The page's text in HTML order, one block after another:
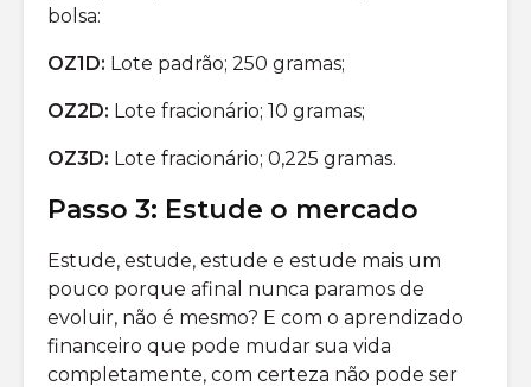
bolsa:
OZ1D: Lote padrão; 250 gramas;
OZ2D: Lote fracionário; 10 gramas;
OZ3D: Lote fracionário; 0,225 gramas.
Passo 3: Estude o mercado
Estude, estude, estude e estude mais um
pouco porque afinal nunca paramos de
evoluir, não é mesmo? E com o aprendizado
financeiro que pode mudar sua vida
completamente, com certeza não pode ser